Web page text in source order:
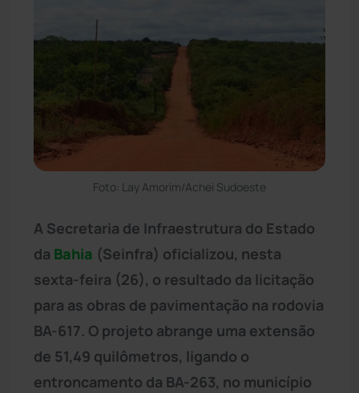
Foto: Lay Amorim/Achei Sudoeste
A Secretaria de Infraestrutura do Estado
da Bahia (Seinfra) oficializou, nesta
sexta-feira (26), o resultado da licitação
para as obras de pavimentação na rodovia
BA-617. O projeto abrange uma extensão
de 51,49 quilômetros, ligando o
entroncamento da BA-263, no município